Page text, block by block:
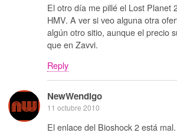
El otro día me pillé el Lost Planet
HMV. A ver si veo alguna otra
algún otro sitio, aunque el precio
que en Zavvi.
Reply
NewWendigo
11 octubre 2010
El enlace del Bioshock 2 está